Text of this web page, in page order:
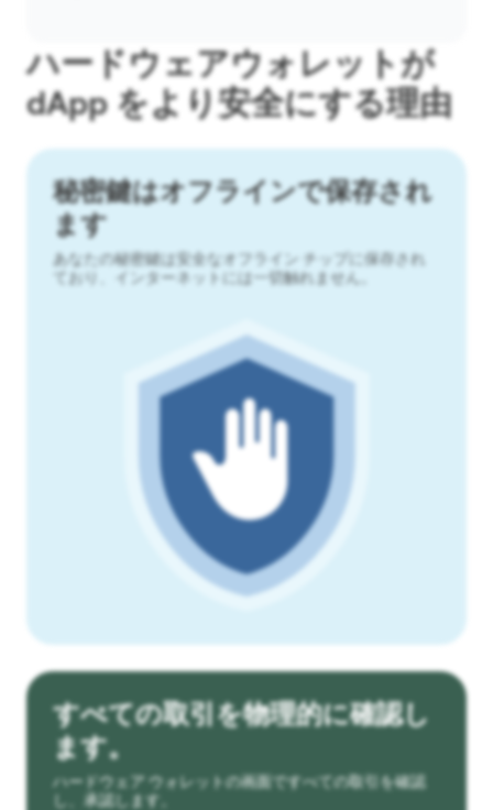
ハードウェアウォレットが
dApp をより安全にする理由
秘密鍵はオフラインで保存され
ます
あなたの秘密鍵は安全なオフライン チップに保存され
ており、インターネットには一切触れません。
すべての取引を物理的に確認し
ます。
ハードウェア ウォレットの画面ですべての取引を確認
し、承認します。